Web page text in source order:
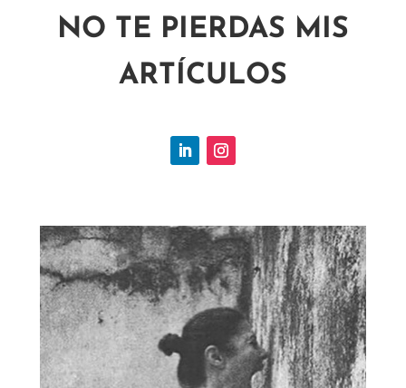
NO TE PIERDAS MIS
ARTÍCULOS